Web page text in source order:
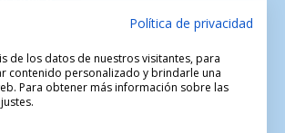
Política de privacidad
de los datos de nuestros visitantes, para
contenido personalizado y brindarle una
Para obtener más información sobre las